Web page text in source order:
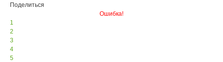
Поделиться
Ошибка!
1
2
3
4
5